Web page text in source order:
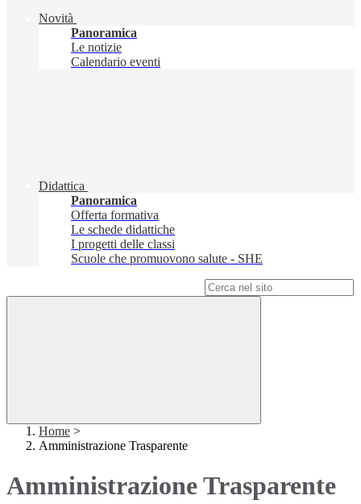
Novità
Panoramica
Le notizie
Calendario eventi
Didattica
Panoramica
Offerta formativa
Le schede didattiche
I progetti delle classi
Scuole che promuovono salute - SHE
Home >
Amministrazione Trasparente
Amministrazione Trasparente